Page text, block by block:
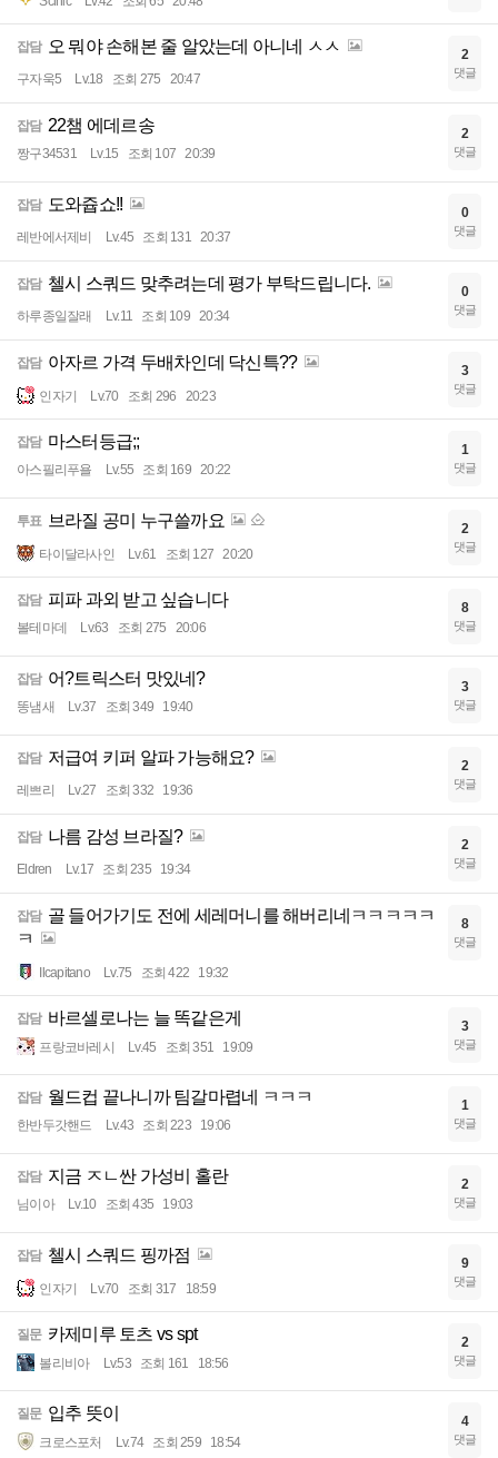
잡담 오 뭐야 손해본 줄 알았는데 아니네 ㅅㅅ
구자욱5 Lv.18 조회 275 20:47
2
댓글
잡담 22챔 에데르송
짱구34531 Lv.15 조회 107 20:39
2
댓글
잡담 도와쥽쇼!!
레반에서제비 Lv.45 조회 131 20:37
0
댓글
잡담 첼시 스쿼드 맞추려는데 평가 부탁드립니다.
하루종일잘래 Lv.11 조회 109 20:34
0
댓글
잡담 아자르 가격 두배차인데 닥신특??
인자기 Lv.70 조회 296 20:23
3
댓글
잡담 마스터등급;;
아스필리푸욜 Lv.55 조회 169 20:22
1
댓글
투표 브라질 공미 누구쓸까요
타이달라사인 Lv.61 조회 127 20:20
2
댓글
잡담 피파 과외 받고 싶습니다
볼테마데 Lv.63 조회 275 20:06
8
댓글
잡담 어?트릭스터 맛있네?
똥냄새 Lv.37 조회 349 19:40
3
댓글
잡담 저급여 키퍼 알파 가능해요?
레쁘리 Lv.27 조회 332 19:36
2
댓글
잡담 나름 감성 브라질?
Eldren Lv.17 조회 235 19:34
2
댓글
잡담 골 들어가기도 전에 세레머니를 해버리네ㅋㅋㅋㅋㅋ
ㅋ
Ilcapitano Lv.75 조회 422 19:32
8
댓글
잡담 바르셀로나는 늘 똑같은게
프랑코바레시 Lv.45 조회 351 19:09
3
댓글
잡담 월드컵 끝나니까 팀갈마렵네 ㅋㅋㅋ
한반두갓핸드 Lv.43 조회 223 19:06
1
댓글
잡담 지금 ㅈㄴ싼 가성비 홀란
님이아 Lv.10 조회 435 19:03
2
댓글
잡담 첼시 스쿼드 핑까점
인자기 Lv.70 조회 317 18:59
9
댓글
질문 카제미루 토츠 vs spt
볼리비아 Lv.53 조회 161 18:56
2
댓글
질문 입추 뜻이
크로스포처 Lv.74 조회 259 18:54
4
댓글